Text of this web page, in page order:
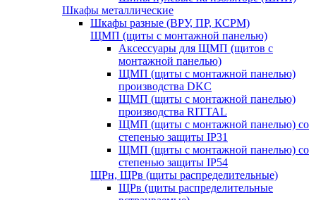
Шкафы металлические
Шкафы разные (ВРУ, ПР, КСРМ)
ЩМП (щиты с монтажной панелью)
Аксессуары для ЩМП (щитов с
монтажной панелью)
ЩМП (щиты с монтажной панелью)
производства DKC
ЩМП (щиты с монтажной панелью)
производства RITTAL
ЩМП (щиты с монтажной панелью) со
степенью защиты IP31
ЩМП (щиты с монтажной панелью) со
степенью защиты IP54
ЩРн, ЩРв (щиты распределительные)
ЩРв (щиты распределительные